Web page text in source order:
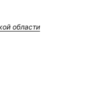
области